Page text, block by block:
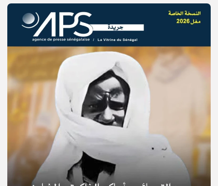
© Copyright 2025, APS